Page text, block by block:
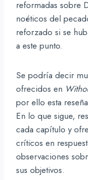
reformadas sobre
noéticos del
reforzado si se
a este punto.
Se podría decir
ofrecidos en
por ello esta
En lo que sigue,
cada capítulo y
críticos en
observaciones
sus objetivos.